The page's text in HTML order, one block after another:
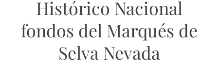
Histórico Nacional
fondos del Marqués de
Selva Nevada